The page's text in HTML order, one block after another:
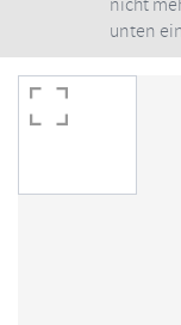
nicht
unten